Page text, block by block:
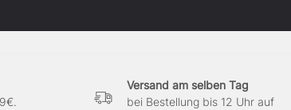
Versand am selben Tag
bei Bestellung bis 12 Uhr auf